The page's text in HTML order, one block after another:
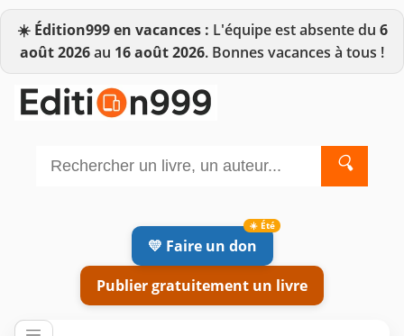
☀️ Édition999 en vacances : L'équipe est absente du 6
août 2026au 16 août 2026. Bonnes vacances à tous !
🔍
💛 Faire un don
Publier gratuitement un livre